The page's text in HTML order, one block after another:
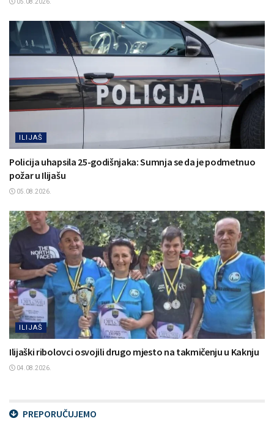
05.08.2026.
ILIJAŠ
Policija uhapsila 25-godišnjaka: Sumnja se da je podmetnuo
požar u Ilijašu
05.08.2026.
ILIJAŠ
Ilijaški ribolovci osvojili drugo mjesto na takmičenju u Kaknju
04.08.2026.
PREPORUČUJEMO